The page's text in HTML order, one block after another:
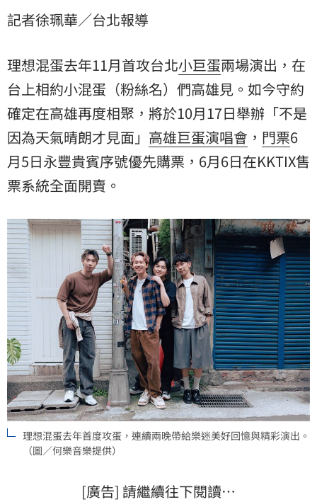
記者徐珮華／台北報導
理想混蛋去年11月首攻台北小巨蛋兩場演出，在
台上相約小混蛋（粉絲名）們高雄見。如今守約
確定在高雄再度相聚，將於10月17日舉辦「不是
因為天氣晴朗才見面」 高雄巨蛋演唱會 ， 門票6
月5日永豐貴賓序號優先購票，6月6日在KKTIX售
票系統全面開賣。
理想混蛋去年首度攻蛋，連續兩晚帶給樂迷美好回憶與精彩演出。
（圖／何樂音樂提供）
[廣告] 請繼續往下閱讀…